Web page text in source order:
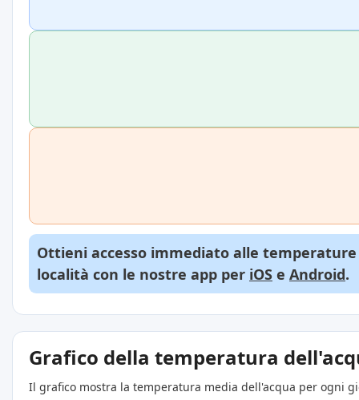
Ottieni accesso immediato alle
località con le nostre app per iOS e Android.
Grafico della temperatura
Il grafico mostra la temperatura media dell'acqua per ogni